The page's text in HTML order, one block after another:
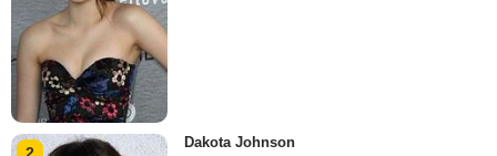
Dakota Johnson